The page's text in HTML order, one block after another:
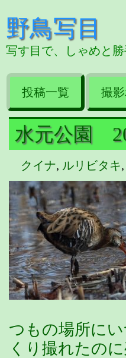
野鳥写目
写す目で、しゃめと勝
投稿一覧 撮
水元公園
クイナ, ルリビタキ,
つもの場所に
くり撮れたの